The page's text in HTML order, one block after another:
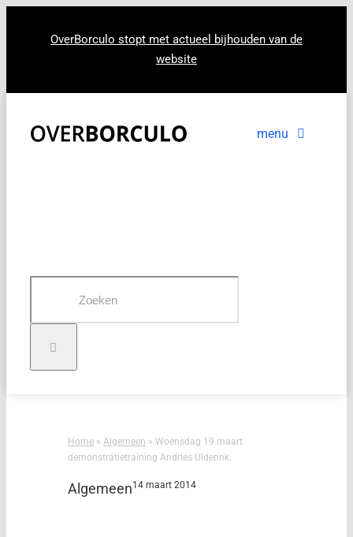
OverBorculo stopt met actueel bijhouden van de
website
menu
Home »Algemeen »Woensdag 19 maart
demonstratietraining Andries Ulderink.
Algemeen14 maart 2014